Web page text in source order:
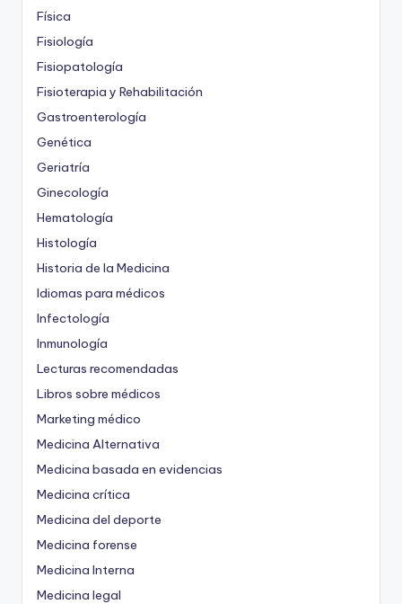
Física
Fisiología
Fisiopatología
Fisioterapia y Rehabilitación
Gastroenterología
Genética
Geriatría
Ginecología
Hematología
Histología
Historia de la Medicina
Idiomas para médicos
Infectología
Inmunología
Lecturas recomendadas
Libros sobre médicos
Marketing médico
Medicina Alternativa
Medicina basada en evidencias
Medicina crítica
Medicina del deporte
Medicina forense
Medicina Interna
Medicina legal